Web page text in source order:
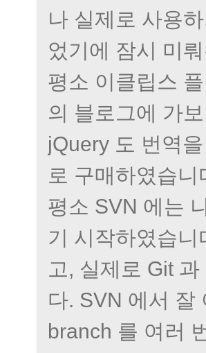
나 실제로 사용
었기에 잠시 미
평소 이클립스
의 블로그에 가
jQuery 도 번역
로 구매하였습니
평소 SVN 에는
기 시작하였습
고, 실제로 Git
다. SVN 에서 잘
branch 를 여러